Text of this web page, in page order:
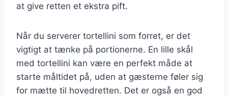
at give retten et ekstra pift.
Når du serverer tortellini som forret, er det
vigtigt at tænke på portionerne. En lille skål
med tortellini kan være en perfekt måde at
starte måltidet på, uden at gæsterne føler sig
for mætte til hovedretten. Det er også en god